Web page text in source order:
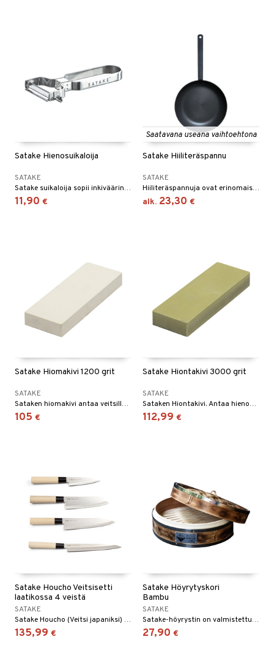
Satake Hienosuikaloija
SATAKE
Satake suikaloija sopii inkiväärin, kurkun, porkkanan, sitruunankuoren, suklaan tai muun suikalointiin.
11,90 €
Saatavana useana vaihtoehtona
Satake Hiiliteräspannu
SATAKE
Hiiliteräspannuja ovat erinomaisia kaikenlaiseen paistamiseen - vihanneksille, kalalle ja lihalle. Ne kestävät uunin lämpötiloja jopa 250°C asti ja niillä on samanlaiset ominaisuudet kuin valuraudalla, mutta ne ovat kevyempiä.
alk. 23,30 €
Satake Hiomakivi 1200 grit
SATAKE
Sataken hiomakivi antaa veitsille terävyyttä.
105 €
Satake Hiontakivi 3000 grit
SATAKE
Sataken Hiontakivi. Antaa hienon terävyyden ja soveltuu jo terävien veisten huoltoon.
112,99 €
Satake Houcho Veitsisetti
laatikossa 4 veistä
SATAKE
Satake Houcho (Veitsi japaniksi) on uskomattoman edullinen, kun otetaan huomioon, kuinka hienon veitsen todella ostat. Hillitty muotoilu, partaveitsenterävä terä, on höyhenenkevyt ja kestää sukupolvien ajan, jos siitä huolehditaan. Keskittyminen on ollut todella laadukkaan terän kehittämisessä, jossa on yksinkertainen mutta toimiva kahva.
135,99 €
Satake Höyrytyskori
Bambu
SATAKE
Satake-höyrystin on valmistettu bambusta, joka on kevyest poltettu koneellisesti, mikä antaa sille erilaisen ja todella voimakkaan, omaleimaisen ulkonäön.
27,90 €